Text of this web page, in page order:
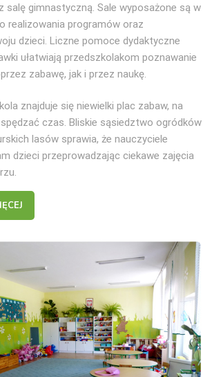
salę gimnastyczną. Sale wyposażone są w
realizowania programów oraz
dzieci. Liczne pomoce dydaktyczne
ułatwiają przedszkolakom poznawanie
zabawę, jak i przez naukę.
znajduje się niewielki plac zabaw, na
czas. Bliskie sąsiedztwo ogródków
lasów sprawia, że nauczyciele
dzieci przeprowadzając ciekawe zajęcia